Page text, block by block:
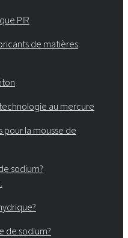
PIR
de matières
au mercure
la mousse de
sodium?
de sodium?